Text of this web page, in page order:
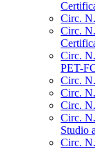
Circ.
Circ.
Circ.
PET-
Circ.
Circ.
Circ.
Circ.
Studio
Circ.